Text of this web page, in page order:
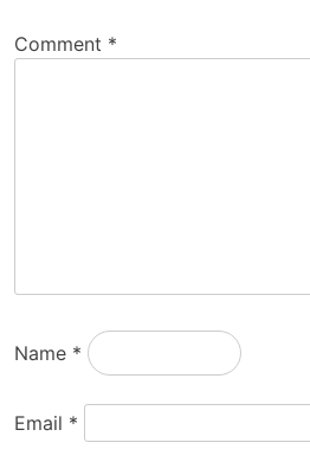
Comment *
Name *
Email *